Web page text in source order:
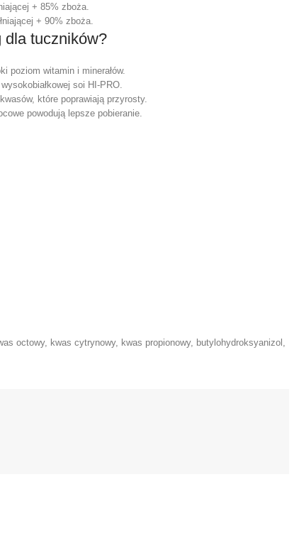
+ 85% zboża.
+ 90% zboża.
dla tuczników?
poziom witamin i minerałów.
soi HI-PRO.
które poprawiają przyrosty.
powodują lepsze pobieranie.
octowy, kwas cytrynowy, kwas propionowy, butylohydroksyanizol,